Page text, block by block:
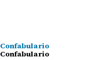
Confabulario
Confabulario